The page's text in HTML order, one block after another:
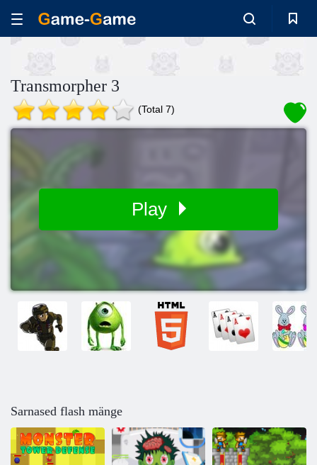
Transmorpher 3
(Total 7)
Play
Sarnased flash mänge